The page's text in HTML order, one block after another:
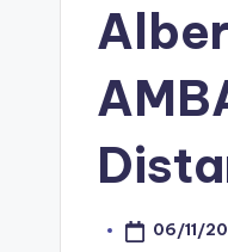
Posted06/11/